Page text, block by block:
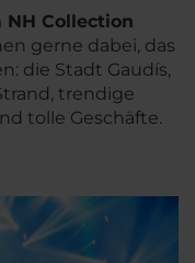
NH Collection
gerne dabei, das
die Stadt Gaudís,
trendige
tolle Geschäfte.